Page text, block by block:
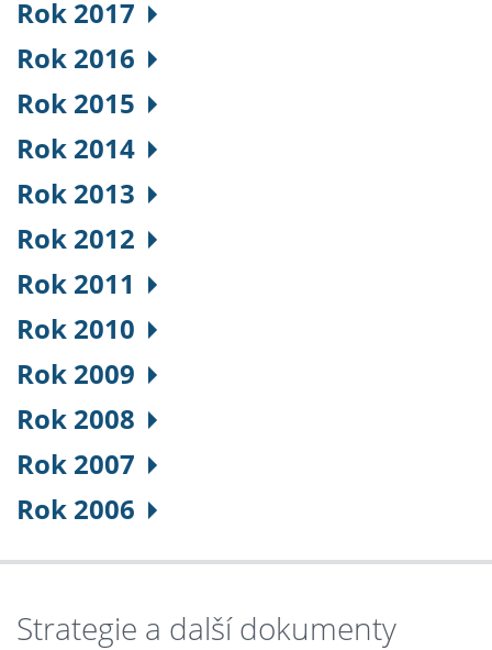
Rok 2017
Rok 2016
Rok 2015
Rok 2014
Rok 2013
Rok 2012
Rok 2011
Rok 2010
Rok 2009
Rok 2008
Rok 2007
Rok 2006
Strategie a další dokumenty